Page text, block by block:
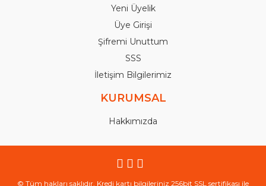
Yeni Üyelik
Üye Girişi
Şifremi Unuttum
SSS
İletişim Bilgilerimiz
KURUMSAL
Hakkımızda
© Tüm hakları saklıdır. Kredi kartı bilgileriniz 256bit SSL sertifikası ile